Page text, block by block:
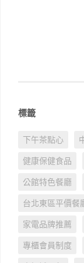
標籤
下午茶點心
健康保健食品
公館特色餐廳
台北東區平價餐
家電品牌推薦
專櫃會員制度